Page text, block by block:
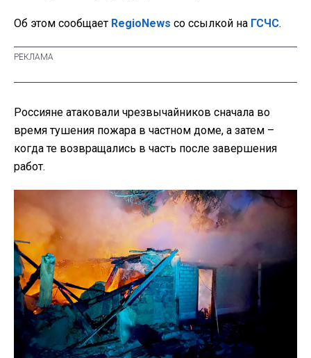
Об этом сообщает RegioNews со ссылкой на ГСЧС.
Россияне атаковали чрезвычайников сначала во
время тушения пожара в частном доме, а затем –
когда те возвращались в часть после завершения
работ.